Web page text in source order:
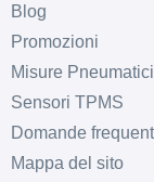
Blog
Promozioni
Misure
Sensori TPMS
Domande
Mappa del sito